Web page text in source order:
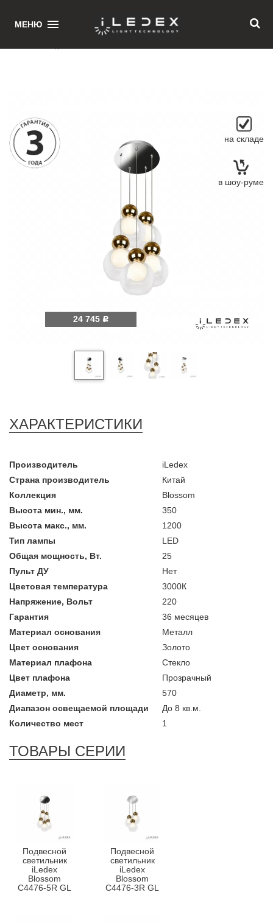
МЕНЮ
на складе
в шоу-руме
24 745 Р
ХАРАКТЕРИСТИКИ
Производитель
iLedex
Страна производитель
Китай
Коллекция
Blossom
Высота мин., мм.
350
Высота макс., мм.
1200
Тип лампы
LED
Общая мощность, Вт.
25
Пульт ДУ
Нет
Цветовая температура
3000К
Напряжение, Вольт
220
Гарантия
36 месяцев
Материал основания
Металл
Цвет основания
Золото
Материал плафона
Стекло
Цвет плафона
Прозрачный
Диаметр, мм.
570
Диапазон освещаемой площади
До 8 кв.м.
Количество мест
1
ТОВАРЫ СЕРИИ
Подвесной
светильник
iLedex
Blossom
C4476-5R GL
Подвесной
светильник
iLedex
Blossom
C4476-3R GL